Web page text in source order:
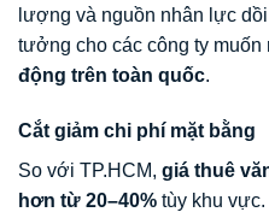
lượng và nguồn nhân lực
tưởng cho các công ty muốn
động trên toàn quốc.
Cắt giảm chi phí mặt bằng
So với TP.HCM, giá thuê
hơn từ 20–40% tùy khu